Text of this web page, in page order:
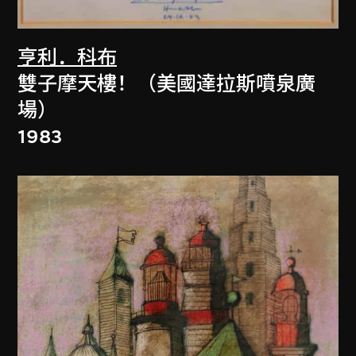
亨利．科布
雙子摩天樓！（美國達拉斯噴泉廣
場）
1983